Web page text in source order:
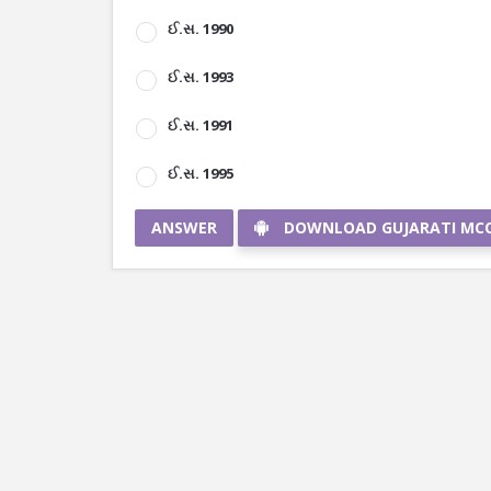
ઈ.સ. 1990
ઈ.સ. 1993
ઈ.સ. 1991
ઈ.સ. 1995
ANSWER DOWNLOAD GUJARATI